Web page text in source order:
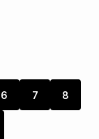
6 7 8